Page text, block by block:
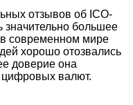
отзывов об ICO-
значительно большее
в современном мире
хорошо отозвались
доверие она
цифровых валют.